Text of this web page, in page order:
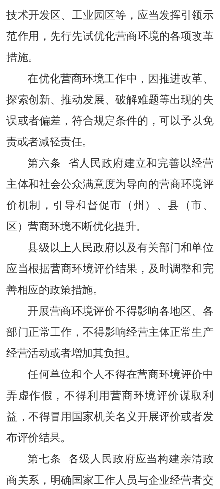
技术开发区、工业园区等，应当发挥引领示
范作用，先行先试优化营商环境的各项改革
措施。
在优化营商环境工作中，因推进改革、
探索创新、推动发展、破解难题等出现的失
误或者偏差，符合规定条件的，可以予以免
责或者减轻责任。
第六条 省人民政府建立和完善以经营
主体和社会公众满意度为导向的营商环境评
价机制，引导和督促市（州）、县（市、
区）营商环境不断优化提升。
县级以上人民政府以及有关部门和单位
应当根据营商环境评价结果，及时调整和完
善相应的政策措施。
开展营商环境评价不得影响各地区、各
部门正常工作，不得影响经营主体正常生产
经营活动或者增加其负担。
任何单位和个人不得在营商环境评价中
弄虚作假，不得利用营商环境评价谋取利
益，不得冒用国家机关名义开展评价或者发
布评价结果。
第七条 各级人民政府应当构建亲清政
商关系，明确国家工作人员与企业经营者交